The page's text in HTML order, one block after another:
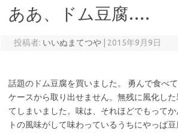
ああ、ドム豆腐….
投稿者: いいぬまてつや 2015年9月9日
話題のドム豆腐を買いました。 勇んで食べ
ケースから取り出せません。無残に風化し
てしまいました。味は、それほどでもって
トの風味がして味わっているうちにやっぱ